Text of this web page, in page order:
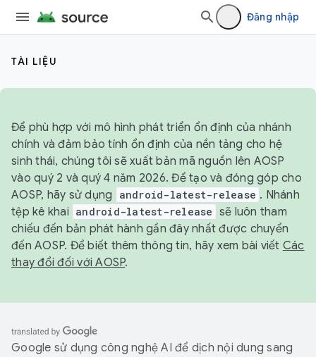
Đăng nhập
TÀI LIỆU
Để phù hợp với mô hình phát triển ổn định của nhánh
chính và đảm bảo tính ổn định của nền tảng cho hệ
sinh thái, chúng tôi sẽ xuất bản mã nguồn lên AOSP
vào quý 2 và quý 4 năm 2026. Để tạo và đóng góp cho
AOSP, hãy sử dụng
android-latest-release . Nhánh
tệp kê khai android-latest-release sẽ luôn tham
chiếu đến bản phát hành gần đây nhất được chuyển
đến AOSP. Để biết thêm thông tin, hãy xem bài viết Các
thay đổi đối với AOSP.
Google sử dụng công nghệ AI để dịch nội dung sang